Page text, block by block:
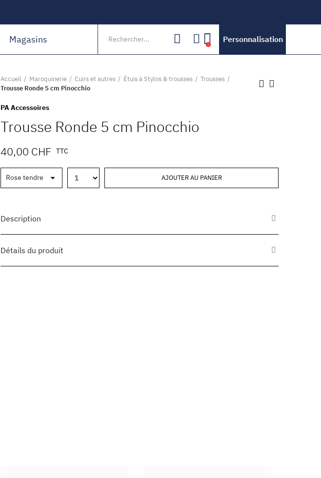
Magasins 0
Personnalisation
Accueil Maroquinerie Cuirs et autres Étuis à Stylos & trousses
Trousses
Trousse Ronde 5 cm Pinocchio
PA Accessoires
Trousse Ronde 5 cm Pinocchio
40,00 CHF TTC
AJOUTER AU PANIER
Description
Détails du produit